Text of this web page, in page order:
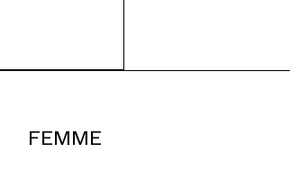
FEMME